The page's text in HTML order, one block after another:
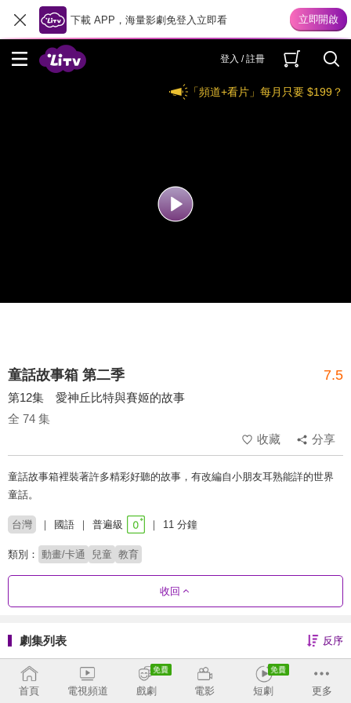
下載 APP，海量影劇免登入立即看
登入 / 註冊
「頻道+看片」每月只要 $199？
童話故事箱 第二季 7.5
第12集 愛神丘比特與賽姬的故事
全 74 集
收藏
分享
童話故事箱裡裝著許多精彩好聽的故事，有改編自小朋友耳熟能詳的世界
童話。
台灣 國語 普遍級 11 分鐘
類別： 動畫/卡通 兒童 教育
收回
劇集列表 反序
第3季 第2季 第1季
全 74 集
首頁 電視頻道 戲劇 電影 短劇 更多